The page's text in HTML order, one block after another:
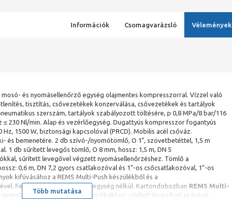
Információk Csomagvarázsló Vélemények
mosó- és nyomásellenőrző egység olajmentes kompresszorral. Vízzel való
tisztítás, csővezetékek konzerválása, csővezetékek és tartályok
szerszám, tartályok szabályozott töltésére, p 0,8 MPa/8 bar/116
230 Nl/min. Alap és vezérlőegység. Dugattyús kompresszor fogantyús
1500 W, biztonsági kapcsolóval (PRCD). Mobilis acél csőváz.
és bemenetére. 2 db szívó-/nyomótömlő, O 1", szövetbetéttel, 1,5 m
1 db sűrített levegős tömlő, O 8 mm, hossz: 1,5 m, DN 5
sűrített levegővel végzett nyomásellenőrzéshez. Tömlő a
0,6 m, DN 7,2 gyors csatlakozóval és 1"-os csőcsatlakozóval, 1"-os
kifúvásához a REMS Multi-Push készülékből és a
Fetőtlenítő és konzerváló egység nélkül. Kartondobozban REMS Multi-
az öblítéshez a nyomáspróbákhoz, sűrített levegővel az ivóvíz
Több mutatása